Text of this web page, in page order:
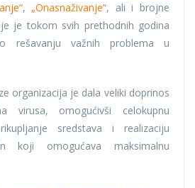
, „Onasnaživanje“, ali i brojne
je tokom svih prethodnih godina
rešavanju važnih problema u
organizacija je dala veliki doprinos
virusa, omogućivši celokupnu
sredstava i realizaciju
koji omogućava maksimalnu